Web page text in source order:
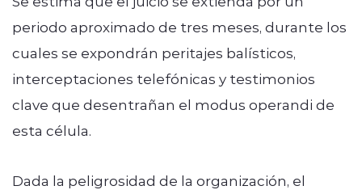
periodo aproximado de tres meses, durante los
cuales se expondrán peritajes balísticos,
interceptaciones telefónicas y testimonios
clave que desentrañan el modus operandi de
esta célula.
Dada la peligrosidad de la organización, el